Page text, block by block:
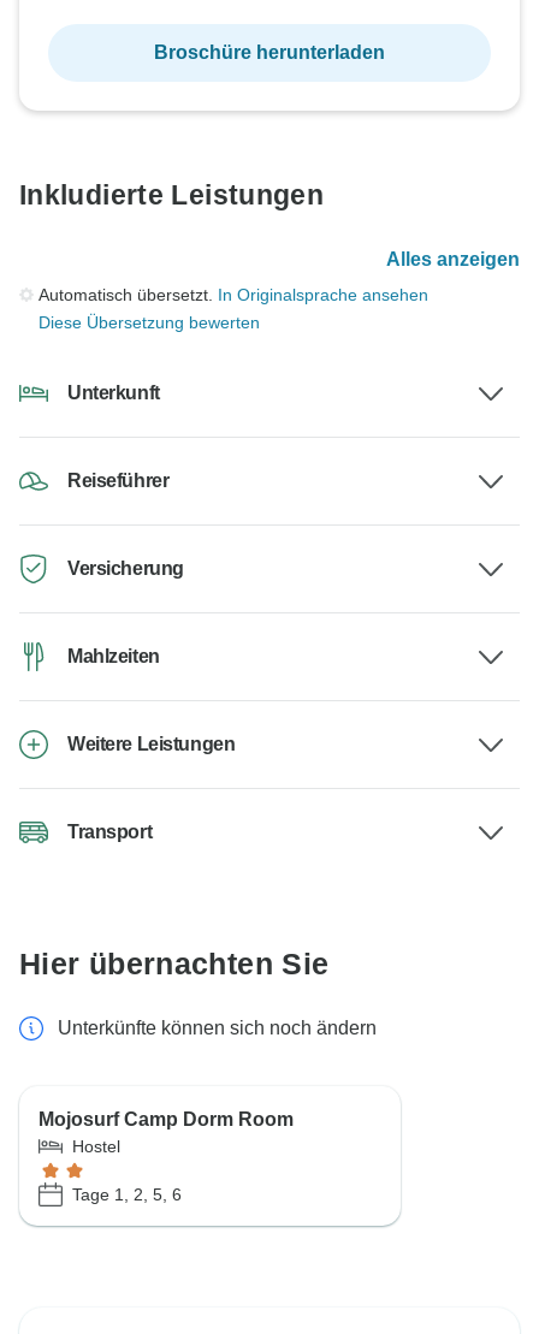
Broschüre herunterladen
Inkludierte Leistungen
Alles anzeigen
Automatisch übersetzt. In Originalsprache ansehen
Diese Übersetzung bewerten
Unterkunft
Reiseführer
Versicherung
Mahlzeiten
Weitere Leistungen
Transport
Hier übernachten Sie
Unterkünfte können sich noch ändern
Mojosurf Camp Dorm Room
Hostel
Tage 1, 2, 5, 6